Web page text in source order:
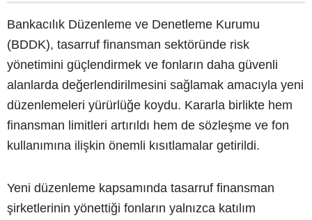
Bankacılık Düzenleme ve Denetleme Kurumu
(BDDK), tasarruf finansman sektöründe risk
yönetimini güçlendirmek ve fonların daha güvenli
alanlarda değerlendirilmesini sağlamak amacıyla yeni
düzenlemeleri yürürlüğe koydu. Kararla birlikte hem
finansman limitleri artırıldı hem de sözleşme ve fon
kullanımına ilişkin önemli kısıtlamalar getirildi.
Yeni düzenleme kapsamında tasarruf finansman
şirketlerinin yönettiği fonların yalnızca katılım